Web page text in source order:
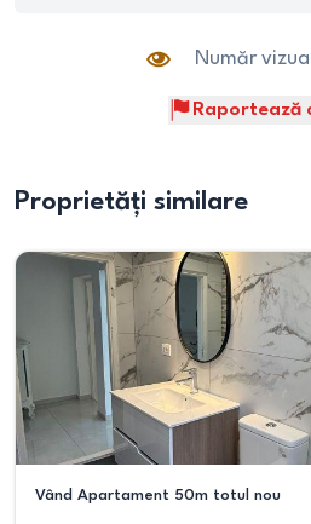
Număr
Raportează
Proprietăți similare
Vând Apartament 50m totul nou